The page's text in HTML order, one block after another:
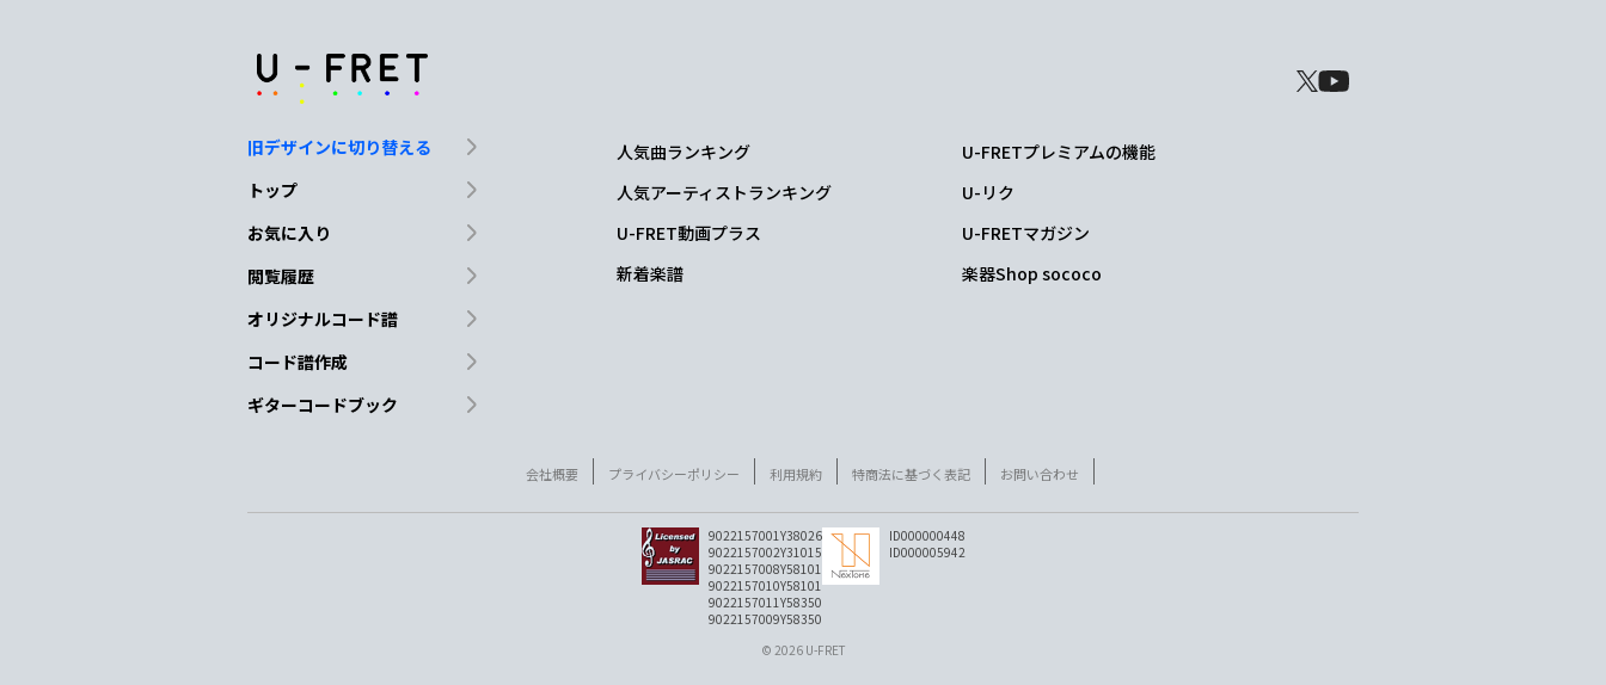
旧デザインに切り替える
トップ
お気に入り
閲覧履歴
オリジナルコード譜
コード譜作成
ギターコードブック
人気曲ランキング
人気アーティストランキング
U-FRET動画プラス
新着楽譜
U-FRETプレミアムの機能
U-リク
U-FRETマガジン
楽器Shop sococo
会社概要 プライバシーポリシー 利用規約 特商法に基づく表記 お問い合わせ
9022157001Y38026
9022157002Y31015
9022157008Y58101
9022157010Y58101
9022157011Y58350
9022157009Y58350
ID000000448
ID000005942
© 2026 U-FRET